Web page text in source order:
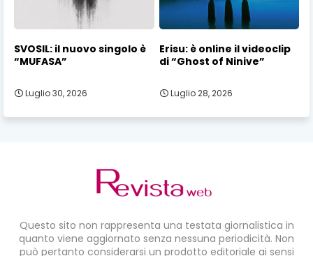
SVOSIL: il nuovo singolo è
“MUFASA”
Luglio 30, 2026
Erisu: è online il videoclip
di “Ghost of Ninive”
Luglio 28, 2026
Questo sito non rappresenta una testata giornalistica in
quanto viene aggiornato senza nessuna periodicità. Non
può pertanto considerarsi un prodotto editoriale ai sensi